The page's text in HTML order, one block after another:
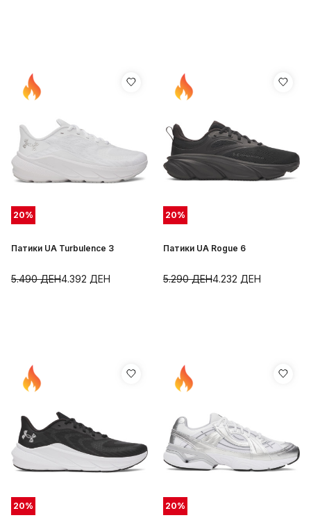
20%
Патики UA Turbulence 3
4.392 ДЕН
5.490ДЕН
20%
Патики UA Rogue 6
4.232 ДЕН
5.290ДЕН
20% 20%